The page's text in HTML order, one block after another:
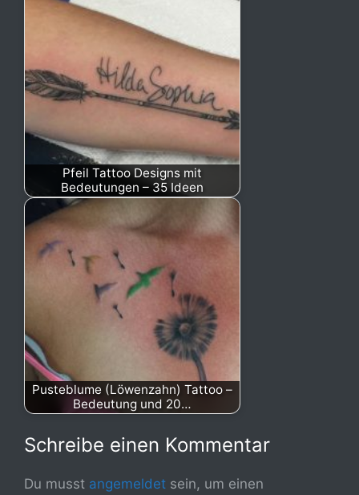
Pfeil Tattoo Designs mit
Bedeutungen – 35 Ideen
Pusteblume (Löwenzahn) Tattoo –
Bedeutung und 20…
Schreibe einen Kommentar
Du musst angemeldet sein, um einen